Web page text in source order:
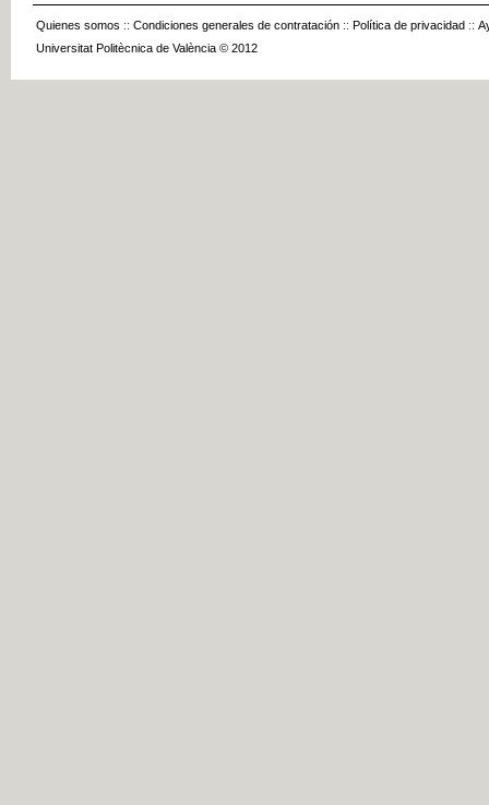
Quienes somos :: Condiciones generales de contratación :: Política de privacidad ::
Universitat Politècnica de València © 2012